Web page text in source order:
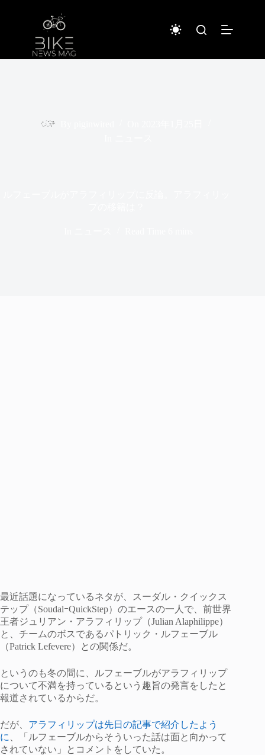
最近話題になっているネタが、スーダル・クイックス
テップ（SoudalｰQuickStep）のエースの一人で、前世界
王者ジュリアン・アラフィリップ（Julian Alaphilippe）
と、チームのボスであるパトリック・ルフェーブル
（Patrick Lefevere）との関係だ。
というのも冬の間に、ルフェーブルがアラフィリップ
について不満を持っているという趣旨の発言をしたと
報道されているからだ。
だが、 アラフィリップは先日の記事で紹介したよう
に
、「ルフェーブルからそういった話は面と向かって
されていない」とコメントをしていた。